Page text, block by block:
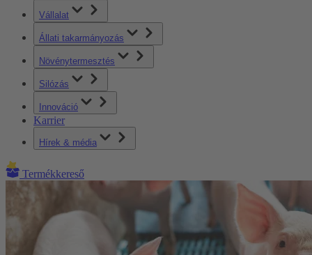
Vállalat
Állati takarmányozás
Növénytermesztés
Silózás
Innováció
Karrier
Hírek & média
Termékkereső